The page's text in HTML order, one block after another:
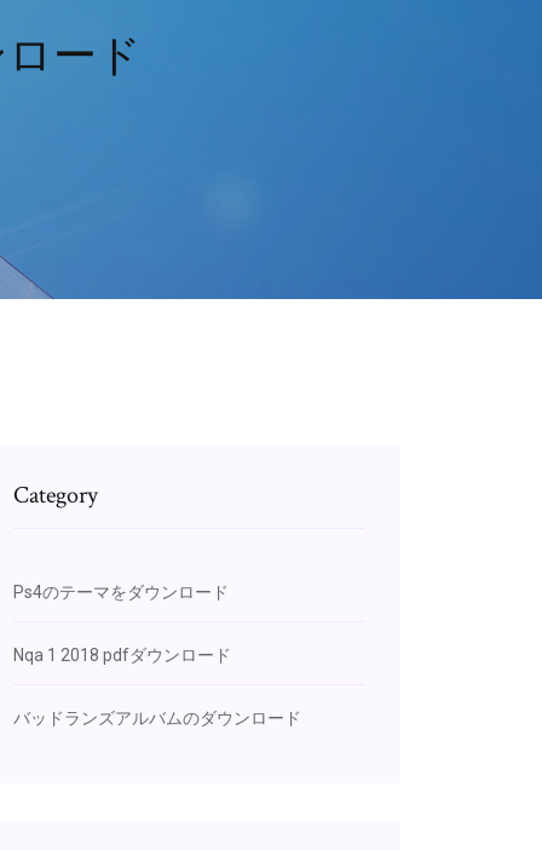
ード
Category
Ps4のテーマをダウンロード
Nqa 1 2018 pdfダウンロード
バッドランズアルバムのダウンロード